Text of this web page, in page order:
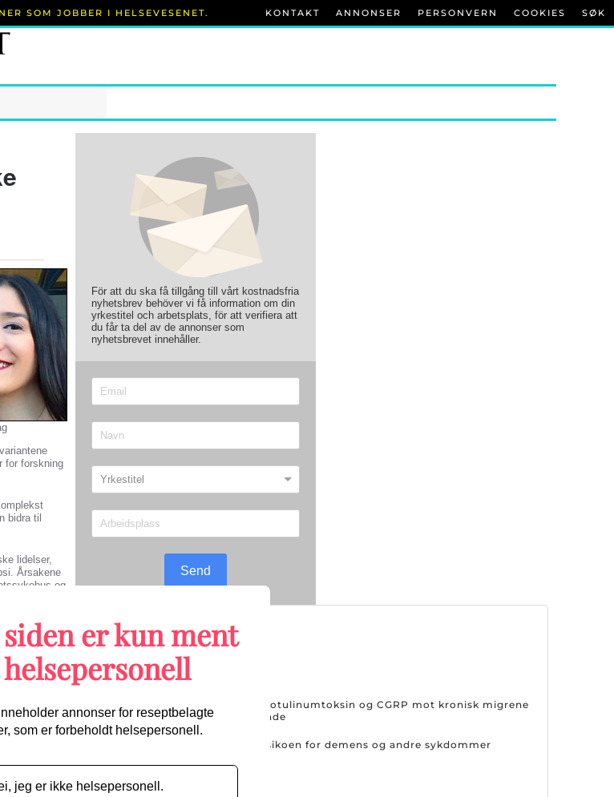
SOM JOBBER I HELSEVESENET. KONTAKT ANNONSER PERSONVERN COOKIES SØK
for forskning
bidra til
lidelser,
Årsakene
og
ut at
og mindre
av disse
tydet på
til
För att du ska få tillgång till vårt kostnadsfria
nyhetsbrev behöver vi få information om din
yrkestitel och arbetsplats, för att verifiera att
du får ta del av de annonser som
nyhetsbrevet innehåller.
Send
Migrene/hodepine
Første randomiserte studien på botulinumtoksin og CGRP mot kronisk migrene
starter opp: Kan bli praksisendrende
Sjeldent hodepinetilstand øker risikoen for demens og andre sykdommer
er kun ment
annonser for reseptbelagte
som er forbeholdt helsepersonell.
jeg er ikke helsepersonell.